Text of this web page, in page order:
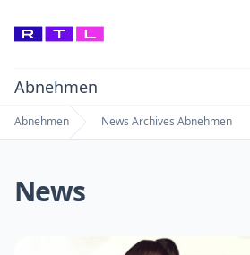
Abnehmen
Home
Abnehmen News Archives Abnehmen
News